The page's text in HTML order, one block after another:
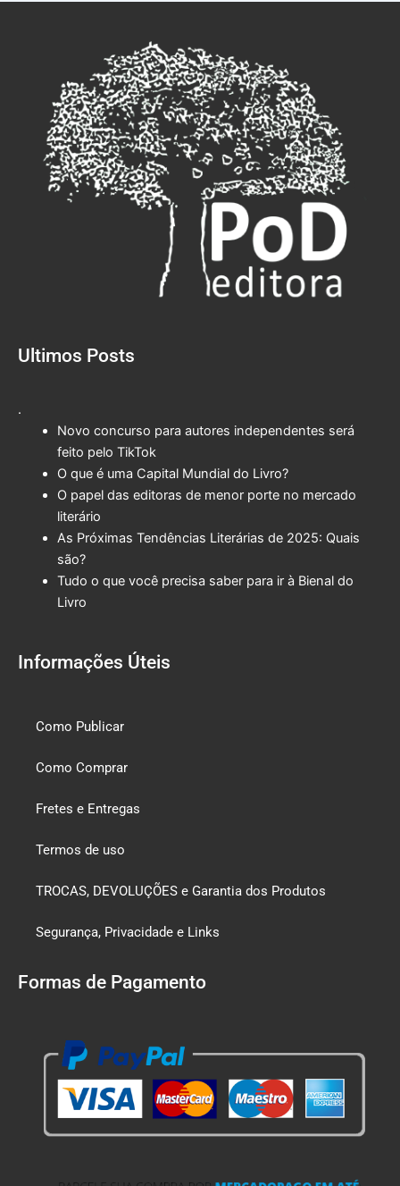
Ultimos Posts
.
Novo concurso para autores independentes será
feito pelo TikTok
O que é uma Capital Mundial do Livro?
O papel das editoras de menor porte no mercado
literário
As Próximas Tendências Literárias de 2025: Quais
são?
Tudo o que você precisa saber para ir à Bienal do
Livro
Informações Úteis
Como Publicar
Como Comprar
Fretes e Entregas
Termos de uso
TROCAS, DEVOLUÇÕES e Garantia dos Produtos
Segurança, Privacidade e Links
Formas de Pagamento